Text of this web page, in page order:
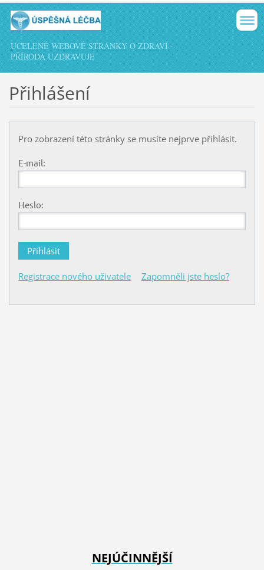
UCELENÉ WEBOVÉ STRÁNKY O ZDRAVÍ -
PŘÍRODA UZDRAVUJE
Přihlášení
Pro zobrazení této stránky se musíte nejprve přihlásit.
E-mail:
Heslo:
Registrace nového uživatele Zapomněli jste heslo?
NEJÚČINNĚJŠÍ